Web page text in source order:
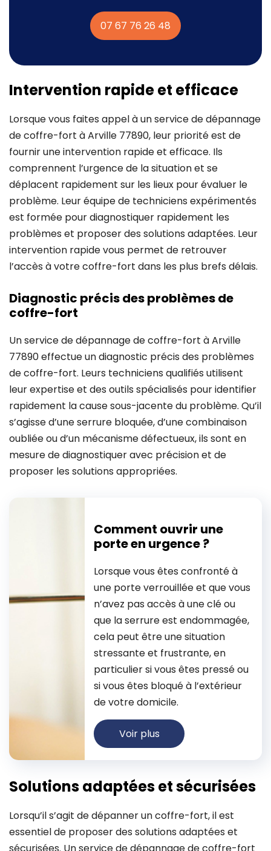
07 67 76 26 48
Intervention rapide et efficace
Lorsque vous faites appel à un service de dépannage
de coffre-fort à Arville 77890, leur priorité est de
fournir une intervention rapide et efficace. Ils
comprennent l’urgence de la situation et se
déplacent rapidement sur les lieux pour évaluer le
problème. Leur équipe de techniciens expérimentés
est formée pour diagnostiquer rapidement les
problèmes et proposer des solutions adaptées. Leur
intervention rapide vous permet de retrouver
l’accès à votre coffre-fort dans les plus brefs délais.
Diagnostic précis des problèmes de
coffre-fort
Un service de dépannage de coffre-fort à Arville
77890 effectue un diagnostic précis des problèmes
de coffre-fort. Leurs techniciens qualifiés utilisent
leur expertise et des outils spécialisés pour identifier
rapidement la cause sous-jacente du problème. Qu’il
s’agisse d’une serrure bloquée, d’une combinaison
oubliée ou d’un mécanisme défectueux, ils sont en
mesure de diagnostiquer avec précision et de
proposer les solutions appropriées.
Comment ouvrir une
porte en urgence ?
Lorsque vous êtes confronté à
une porte verrouillée et que vous
n’avez pas accès à une clé ou
que la serrure est endommagée,
cela peut être une situation
stressante et frustrante, en
particulier si vous êtes pressé ou
si vous êtes bloqué à l’extérieur
de votre domicile.
Voir plus
Solutions adaptées et sécurisées
Lorsqu’il s’agit de dépanner un coffre-fort, il est
essentiel de proposer des solutions adaptées et